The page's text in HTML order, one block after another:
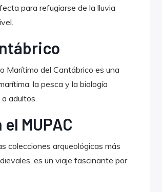
para refugiarse de la lluvia
Marítimo del Cantábrico es una
la pesca y la biología
adultos.
MUPAC
colecciones arqueológicas más
es un viaje fascinante por